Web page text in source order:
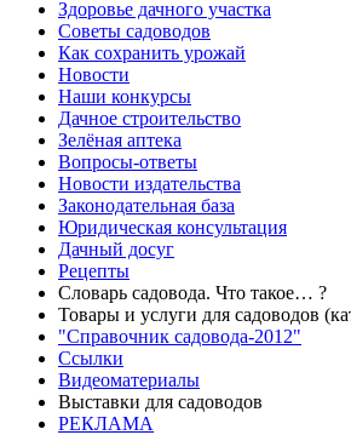
Здоровье дачного участка
Советы садоводов
Как сохранить урожай
Новости
Наши конкурсы
Дачное строительство
Зелёная аптека
Вопросы-ответы
Новости издательства
Законодательная база
Юридическая консультация
Дачный досуг
Рецепты
Словарь садовода. Что такое… ?
Товары и услуги для садоводов
"Справочник садовода-2012"
Ссылки
Видеоматериалы
Выставки для садоводов
РЕКЛАМА